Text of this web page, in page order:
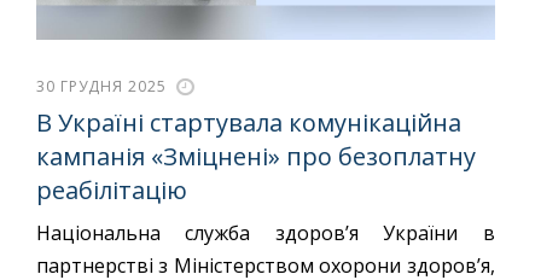
30 ГРУДНЯ 2025
В Україні стартувала комунікаційна
кампанія «Зміцнені» про безоплатну
реабілітацію
Національна служба здоров’я України в
партнерстві з Міністерством охорони здоров’я,